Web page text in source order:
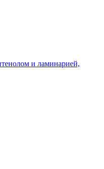
и ламинарией,